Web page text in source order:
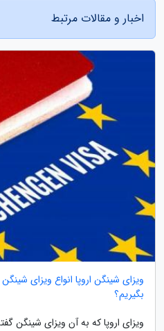
اخبار و مقالات مرتبط
ویزای شینگن اروپا انواع ویزای
بگیریم؟
ویزای اروپا که به آن ویزای شینگن